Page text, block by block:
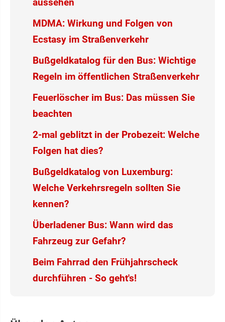
MDMA: Wirkung und Folgen von
Ecstasy im Straßenverkehr
Bußgeldkatalog für den Bus: Wichtige
Regeln im öffentlichen Straßenverkehr
Feuerlöscher im Bus: Das müssen Sie
beachten
2-mal geblitzt in der Probezeit: Welche
Folgen hat dies?
Bußgeldkatalog von Luxemburg:
Welche Verkehrsregeln sollten Sie
kennen?
Überladener Bus: Wann wird das
Fahrzeug zur Gefahr?
Beim Fahrrad den Frühjahrscheck
durchführen - So geht's!